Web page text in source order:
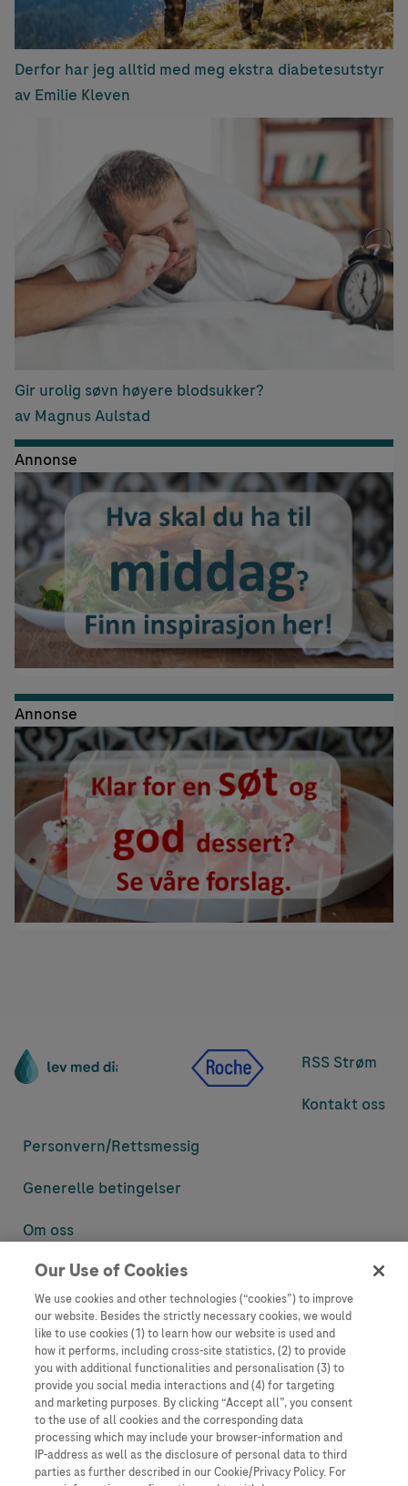
Derfor har jeg alltid med meg ekstra diabetesutstyr
av Emilie Kleven
Gir urolig søvn høyere blodsukker?
av Magnus Aulstad
Annonse
Annonse
RSS Strøm
Kontakt oss
Personvern/Rettsmessig
Generelle betingelser
Om oss
Denne nettsiden inneholder informasjon som er målsatt til en stor
informasjon som ellers ikke er tilgjengelig eller gyldig i ditt land.
Vennligst vær oppmerksom på at vi ikke tar noe ansvar for tilgang til
informasjon som muligens ikke er i samsvar med noen gyldig juridisk
prosess, regulering, registrering eller bruk i bostedslandet ditt.
Roche har ikke alltid mulighet til å kvalitetssikre andres innlegg, men
vil fjerne villedende eller upassende innlegg så langt det lar seg gjøre.
Vi har ikke ansvar for innhold på eksterne nettsider som det lenkes til.
Kopiering av materiale fra dette nettstedet for bruk annet sted er ikke
tillatt uten avtale. Nettstedet selger plass til annonsører, og slikt
innhold er merket.
Our Use of Cookies
We use cookies and other technologies (“cookies”) to improve
our website. Besides the strictly necessary cookies, we would
like to use cookies (1) to learn how our website is used and
how it performs, including cross-site statistics, (2) to provide
you with additional functionalities and personalisation (3) to
provide you social media interactions and (4) for targeting
and marketing purposes. By clicking “Accept all”, you consent
to the use of all cookies and the corresponding data
processing which may include your browser-information and
IP-address as well as the disclosure of personal data to third
parties as further described in our Cookie/Privacy Policy. For